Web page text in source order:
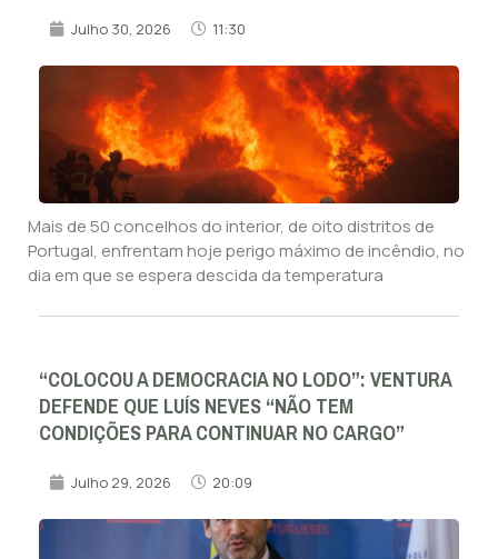
Julho 30, 2026 11:30
Mais de 50 concelhos do interior, de oito distritos de
Portugal, enfrentam hoje perigo máximo de incêndio, no
dia em que se espera descida da temperatura
“COLOCOU A DEMOCRACIA NO LODO”: VENTURA
DEFENDE QUE LUÍS NEVES “NÃO TEM
CONDIÇÕES PARA CONTINUAR NO CARGO”
Julho 29, 2026 20:09